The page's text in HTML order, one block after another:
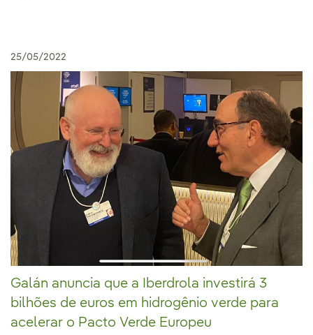
25/05/2022
Galán anuncia que a Iberdrola investirá 3
bilhões de euros em hidrogênio verde para
acelerar o Pacto Verde Europeu